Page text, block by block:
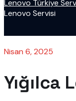
Lenovo Türkiye
Lenovo Servisi
Nisan 6, 2025
Yığılca